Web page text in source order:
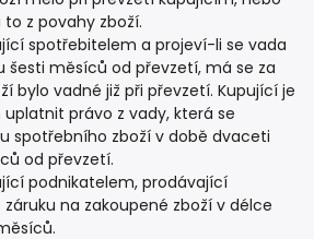
z povahy zboží.
spotřebitelem a projeví-li se vada
šesti měsíců od převzetí, má se za
bylo vadné již při převzetí. Kupující je
právo z vady, která se
spotřebního zboží v době dvaceti
od převzetí.
podnikatelem, prodávající
na zakoupené zboží v délce